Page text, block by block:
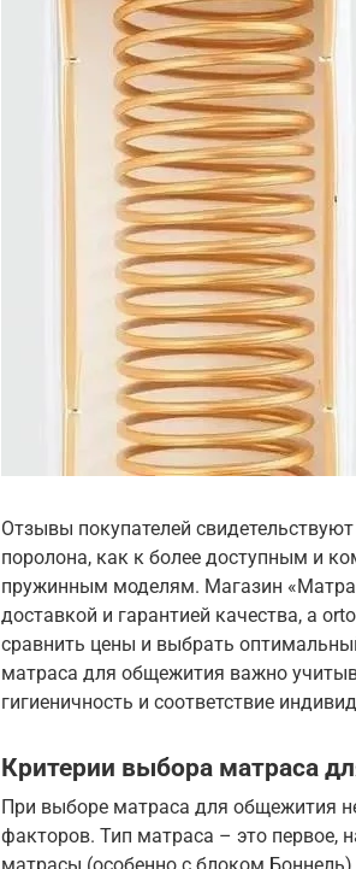
Отзывы покупателей
поролона, как к более доступным и
пружинным моделям. Магазин
доставкой и гарантией качества, а
сравнить цены и выбрать
матраса для общежития важно
гигиеничность и соответствие
Критерии выбора матраса
При выборе матраса для общежития
факторов. Тип матраса – это первое,